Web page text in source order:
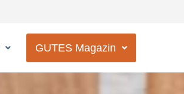
GUTES Magazin